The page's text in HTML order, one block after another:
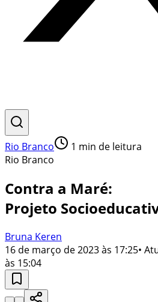
Rio Branco 1 min de leitura
Rio Branco
Contra a Maré:
Projeto
Bruna Keren
16 de março de 2023 às 17:25•
às 15:04